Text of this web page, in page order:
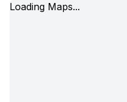
Loading Maps...